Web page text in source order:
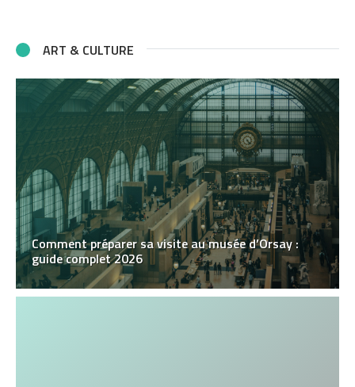
ART & CULTURE
Comment préparer sa visite au musée d’Orsay :
guide complet 2026